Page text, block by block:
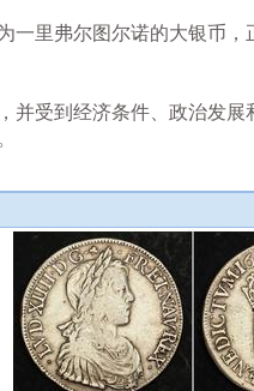
一里弗尔图尔诺的大银币，
并受到经济条件、政治发展